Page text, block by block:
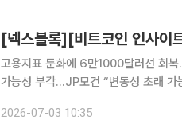
고용지표 둔화에 6만1000달러선 회
가능성 부각…JP모건 “변동성 초래 가
인은 6만1235달러, 9448만4113원에
2026-07-03 10:35